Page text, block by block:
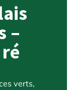
–
verts,